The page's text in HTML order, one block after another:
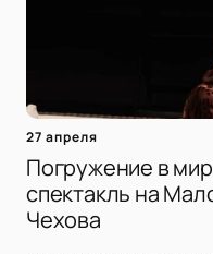
27 апреля
Погружение в
спектакль на
Чехова